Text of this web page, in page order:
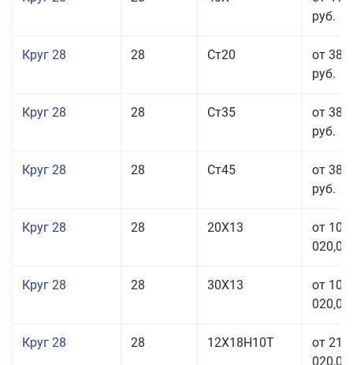
руб.
Круг 28 28 Ст20
от 38
руб.
Круг 28 28 Ст35
от 38
руб.
Круг 28 28 Ст45
от 38
руб.
Круг 28 28 20Х13
от 103
020,00
Круг 28 28 30Х13
от 103
020,00
Круг 28 28 12Х18Н10Т
от 210
020,00